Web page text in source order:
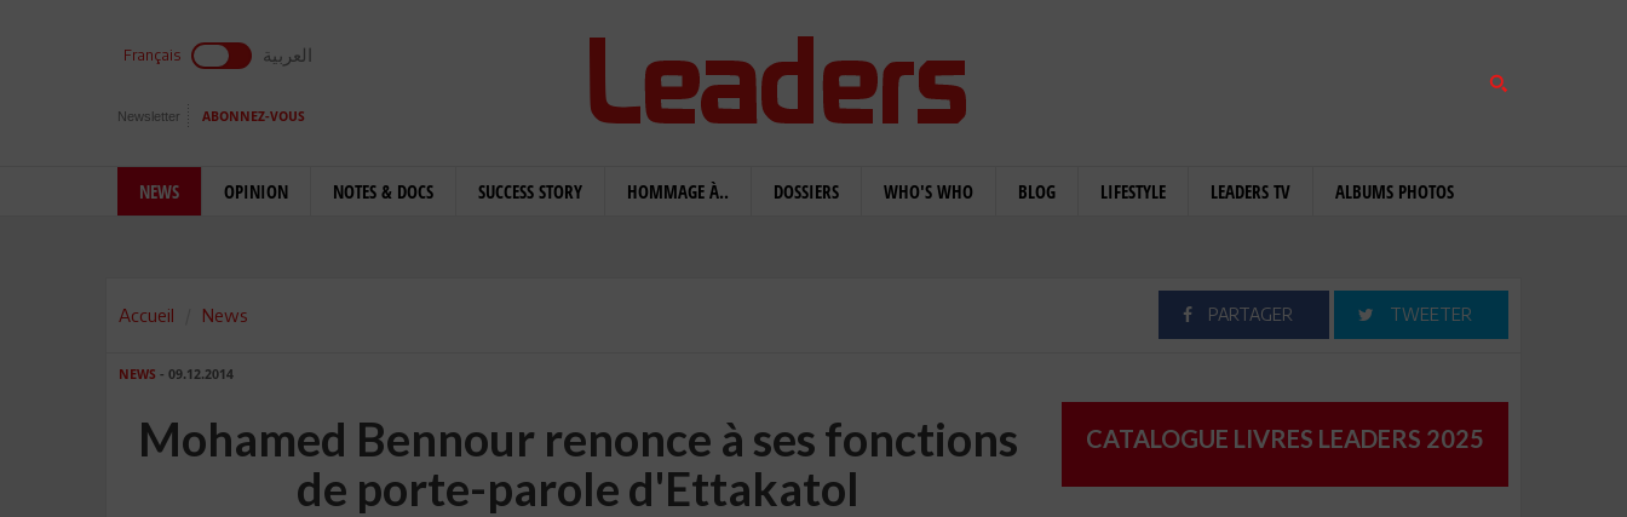
Français العربية
Newsletter ABONNEZ-VOUS
NEWS OPINION NOTES & DOCS SUCCESS STORY HOMMAGE À.. DOSSIERS WHO'S WHO BLOG LIFESTYLE LEADERS TV ALBUMS PHOTOS
Accueil News PARTAGER TWEETER
NEWS - 09.12.2014
Mohamed Bennour renonce à ses fonctions
de porte-parole d'Ettakatol
CATALOGUE LIVRES LEADERS 2025